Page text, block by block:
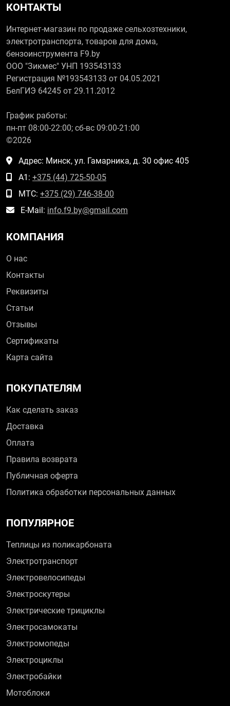
КОНТАКТЫ
Интернет-магазин по продаже сельхозтехники,
электротранспорта, товаров для дома,
бензоинструмента F9.by
ООО "Зикмес" УНП 193543133
Регистрация №193543133 от 04.05.2021
БелГИЭ 64245 от 29.11.2012
График работы:
пн-пт 08:00-22:00; сб-вс 09:00-21:00
©2026
Адрес: Минск, ул. Гамарника, д. 30 офис 405
А1: +375 (44) 725-50-05
МТС: +375 (29) 746-38-00
E-Mail: info.f9.by@gmail.com
КОМПАНИЯ
О нас
Контакты
Реквизиты
Статьи
Отзывы
Сертификаты
Карта сайта
ПОКУПАТЕЛЯМ
Как сделать заказ
Доставка
Оплата
Правила возврата
Публичная оферта
Политика обработки персональных данных
ПОПУЛЯРНОЕ
Теплицы из поликарбоната
Электротранспорт
Электровелосипеды
Электроскутеры
Электрические трициклы
Электросамокаты
Электромопеды
Электроциклы
Электробайки
Мотоблоки